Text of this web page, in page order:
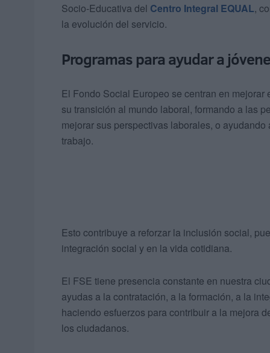
Socio-Educativa del Centro Integral EQUAL,
la evolución del servicio.
Programas para ayudar a
El Fondo Social Europeo se centran en
su transición al mundo laboral, formando a las
mejorar sus perspectivas laborales, o
trabajo.
Esto contribuye a reforzar la inclusión social,
integración social y en la vida cotidiana.
El FSE tiene presencia constante en nuestra
ayudas a la contratación, a la formación, a la
haciendo esfuerzos para contribuir a la mejora
los ciudadanos.